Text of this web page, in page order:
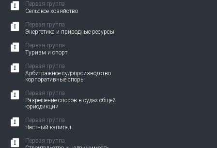
Первая группа
Сельское хозяйство
Первая группа
Энергетика и природные ресурсы
Первая группа
Туризм и спорт
Первая группа
Арбитражное судопроизводство:
корпоративные споры
Первая группа
Разрешение споров в судах общей
юрисдикции
Первая группа
Частный капитал
Первая группа